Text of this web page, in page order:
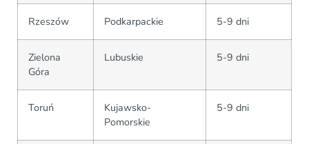
Rzeszów Podkarpackie 5-9 dni
Zielona
Góra
Lubuskie 5-9 dni
Toruń
Kujawsko-
Pomorskie
5-9 dni